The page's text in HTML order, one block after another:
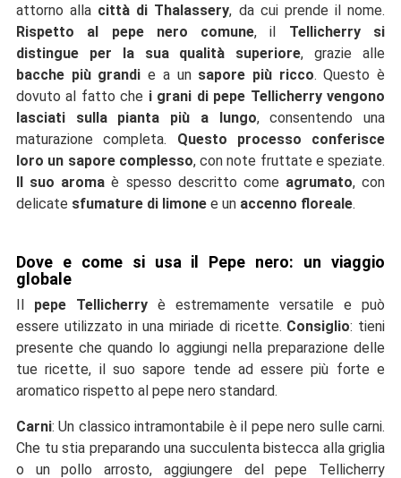
attorno alla città di Thalassery, da cui prende il nome.
Rispetto al pepe nero comune, il Tellicherry si
distingue per la sua qualità superiore, grazie alle
bacche più grandi e a un sapore più ricco. Questo è
dovuto al fatto che i grani di pepe Tellicherry vengono
lasciati sulla pianta più a lungo, consentendo una
maturazione completa. Questo processo conferisce
loro un sapore complesso, con note fruttate e speziate.
Il suo aroma è spesso descritto come agrumato, con
delicate sfumature di limone e un accenno floreale.
Dove e come si usa il Pepe nero: un viaggio
globale
pepe Tellicherry è estremamente versatile e può
essere utilizzato in una miriade di ricette. Consiglio: tieni
presente che quando lo aggiungi nella preparazione delle
tue ricette, il suo sapore tende ad essere più forte e
aromatico rispetto al pepe nero standard.
Carni: Un classico intramontabile è il pepe nero sulle carni.
Che tu stia preparando una succulenta bistecca alla griglia
o un pollo arrosto, aggiungere del pepe Tellicherry